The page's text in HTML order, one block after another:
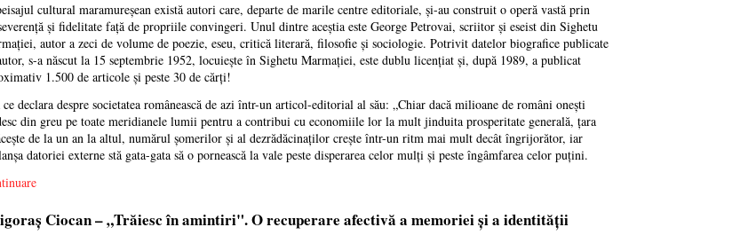
cultural maramureșean există autori care, departe de marile centre editoriale, și-au construit o operă vastă prin
și fidelitate față de propriile convingeri. Unul dintre aceștia este George Petrovai, scriitor și eseist din Sighetu
autor a zeci de volume de poezie, eseu, critică literară, filosofie și sociologie. Potrivit datelor biografice publicate
s-a născut la 15 septembrie 1952, locuiește în Sighetu Marmației, este dublu licențiat și, după 1989, a publicat
1.500 de articole și peste 30 de cărți!
ce declara despre societatea românească de azi într-un articol-editorial al său: „Chiar dacă milioane de români onești
din greu pe toate meridianele lumii pentru a contribui cu economiile lor la mult jinduita prosperitate generală, țara
de la un an la altul, numărul șomerilor și al dezrădăcinaților crește într-un ritm mai mult decât îngrijorător, iar
datoriei externe stă gata-gata să o pornească la vale peste disperarea celor mulți și peste îngâmfarea celor puțini.
Ciocan – „Trăiesc în amintiri". O recuperare afectivă a memoriei și a identității